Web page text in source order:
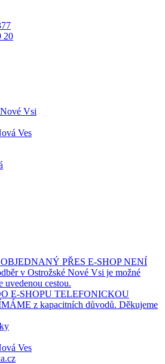
20
Vsi
Ves
PŘES E-SHOP NENÍ
v Ostrožské Nové Vsi je možné
uvedenou cestou.
E-SHOPU TELEFONICKOU
z kapacitních důvodů. Děkujeme
Ves